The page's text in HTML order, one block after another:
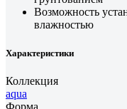
Возможность
влажностью
Характеристики
Коллекция
aqua
Форма